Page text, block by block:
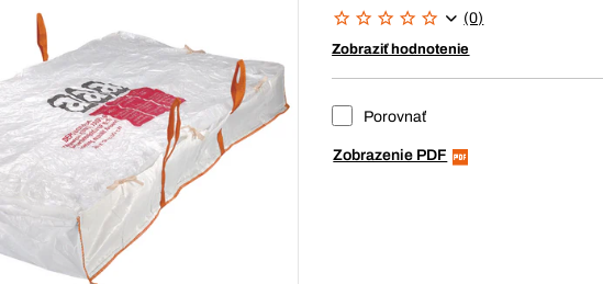
(0)
Zobraziť hodnotenie
Porovnať
Zobrazenie PDF